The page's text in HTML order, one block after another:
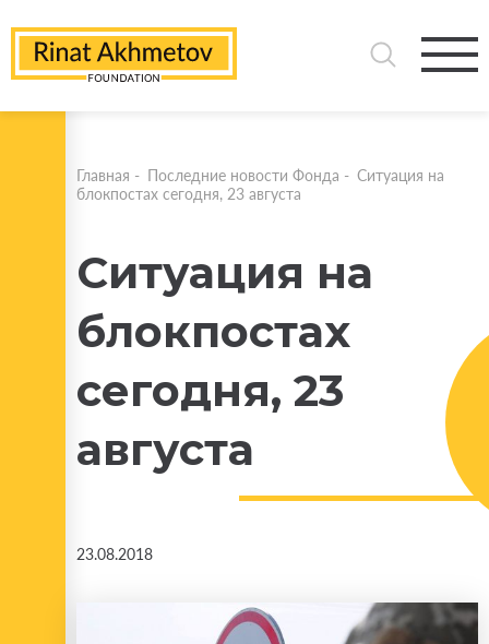
Главная - Последние новости Фонда - Ситуация на
блокпостах сегодня, 23 августа
Ситуация на
блокпостах
сегодня, 23
августа
23.08.2018